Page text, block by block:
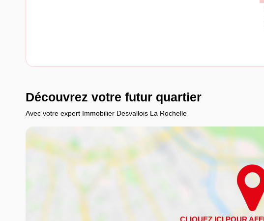
Découvrez votre futur quartier
Avec votre expert Immobilier Desvallois La Rochelle